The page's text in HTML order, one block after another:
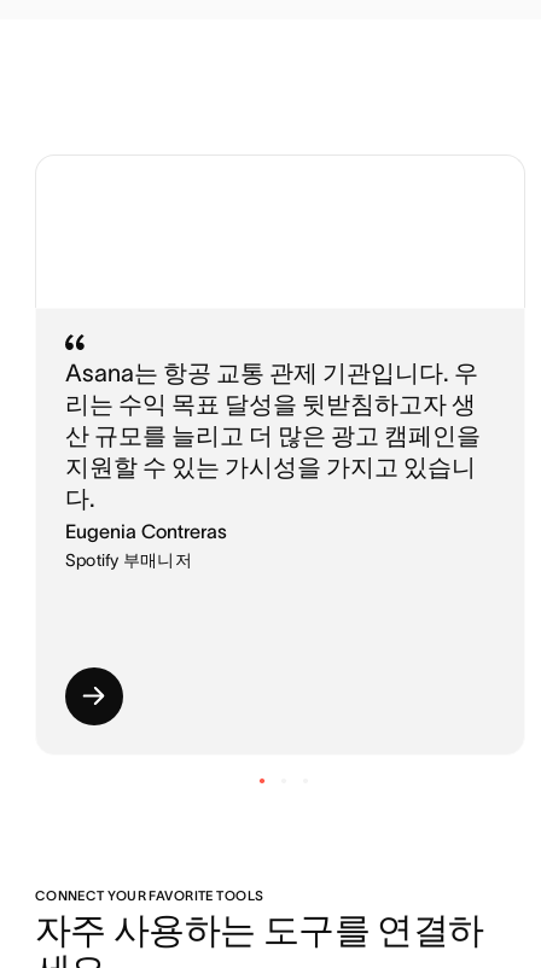
Asana는 항공 교통 관제 기관입니다. 우
리는 수익 목표 달성을 뒷받침하고자 생
산 규모를 늘리고 더 많은 광고 캠페인을
지원할 수 있는 가시성을 가지고 있습니
다.
Eugenia Contreras
Spotify 부매니저
CONNECT YOUR FAVORITE TOOLS
자주 사용하는 도구를 연결하